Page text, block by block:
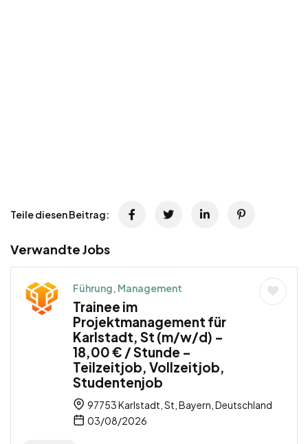
Teile diesen Beitrag:
Verwandte Jobs
Führung, Management
Trainee im
Projektmanagement für
Karlstadt, St (m/w/d) –
18,00 € / Stunde –
Teilzeitjob, Vollzeitjob,
Studentenjob
97753 Karlstadt, St, Bayern, Deutschland
03/08/2026